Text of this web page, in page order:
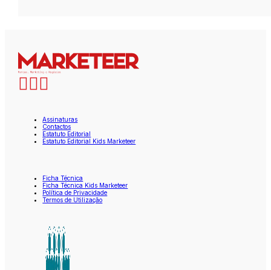
Assinaturas
Contactos
Estatuto Editorial
Estatuto Editorial Kids Marketeer
Ficha Técnica
Ficha Técnica Kids Marketeer
Política de Privacidade
Termos de Utilização